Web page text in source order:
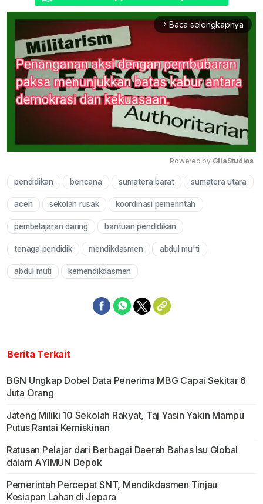
arrow_forward_ios Baca selengkapnya
Mute
Powered by GliaStudios
pendidikan bencana sumatera barat sumatera utara
aceh sekolah rusak koordinasi pemerintah
pembelajaran daring bantuan pendidikan
tenaga pendidik mendikdasmen abdul mu'ti
abdul muti kemendikdasmen
Berita Terkait
BGN Ungkap Dobel Data Penerima MBG Capai Sekitar 6
Juta Orang
Jateng Miliki 10 Sekolah Rakyat, Taj Yasin Yakin Mampu
Putus Rantai Kemiskinan
Ratusan Pelajar dari Berbagai Daerah Bahas Isu Global
dalam AYIMUN Depok
Pemerintah Percepat SNT, Mendikdasmen Tinjau
Kesiapan Lahan di Jepara